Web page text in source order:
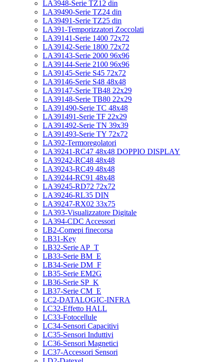
LA3948-Serie TZ12 din
LA39490-Serie TZ24 din
LA39491-Serie TZ25 din
LA391-Temporizzatori Zoccolati
LA39141-Serie 1400 72x72
LA39142-Serie 1800 72x72
LA39143-Serie 2000 96x96
LA39144-Serie 2100 96x96
LA39145-Serie S45 72x72
LA39146-Serie S48 48x48
LA39147-Serie TB48 22x29
LA39148-Serie TB80 22x29
LA391490-Serie TC 48x48
LA391491-Serie TF 22x29
LA391492-Serie TN 39x39
LA391493-Serie TY 72x72
LA392-Termoregolatori
LA39241-RC47 48x48 DOPPIO DISPLAY
LA39242-RC48 48x48
LA39243-RC49 48x48
LA39244-RC91 48x48
LA39245-RD72 72x72
LA39246-RL35 DIN
LA39247-RX02 33x75
LA393-Visualizzatore Digitale
LA394-CDC Accessori
LB2-Comepi finecorsa
LB31-Key
LB32-Serie AP_T
LB33-Serie BM_E
LB34-Serie DM_F
LB35-Serie EM2G
LB36-Serie SP_K
LB37-Serie CM_E
LC2-DATALOGIC-INFRA
LC32-Effetto HALL
LC33-Fotocellule
LC34-Sensori Capacitivi
LC35-Sensori Induttivi
LC36-Sensori Magnetici
LC37-Accessori Sensori